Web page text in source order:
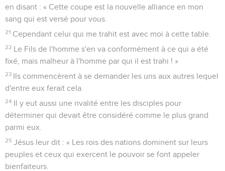
en disant : « Cette coupe est la nouvelle alliance en mon
sang qui est versé pour vous.
21 Cependant celui qui me trahit est avec moi à cette table.
22 Le Fils de l'homme s'en va conformément à ce qui a été
fixé, mais malheur à l'homme par qui il est trahi ! »
23 Ils commencèrent à se demander les uns aux autres lequel
d'entre eux ferait cela.
24 Il y eut aussi une rivalité entre les disciples pour
déterminer qui devait être considéré comme le plus grand
parmi eux.
25 Jésus leur dit : « Les rois des nations dominent sur leurs
peuples et ceux qui exercent le pouvoir se font appeler
bienfaiteurs.